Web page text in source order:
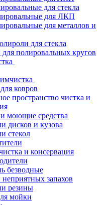
для стекла
для ЛКП
для металлов и
для стекла
полировальных кругов
ковров
пространство чистка и
моющие средства
дисков и кузова
стекол
и консервация
безводные
неприятных запахов
резины
мойки